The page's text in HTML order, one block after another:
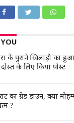
के पुराने खिलाड़ी का
के लिए किया पोस्ट
का ग्रेड डाउन, क्या
?